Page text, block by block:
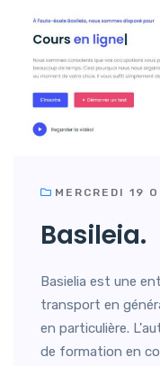
MERCREDI 19
Basileia.
Basielia est une
transport en
en particulière.
de formation en